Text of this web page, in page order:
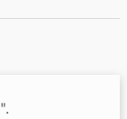
".